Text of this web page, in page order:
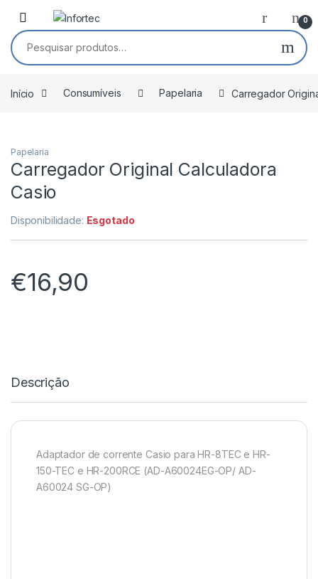
Saltar para navegação
Pular para o conteúdo
0
Pesquisar por:
Início Consumíveis Papelaria Carregador
Papelaria
Carregador Original Calculadora
Casio
Disponibilidade: Esgotado
€16,90
Descrição
Adaptador de corrente Casio para HR-8TEC e HR-
150-TEC e HR-200RCE (AD-A60024EG-OP/ AD-
A60024 SG-OP)